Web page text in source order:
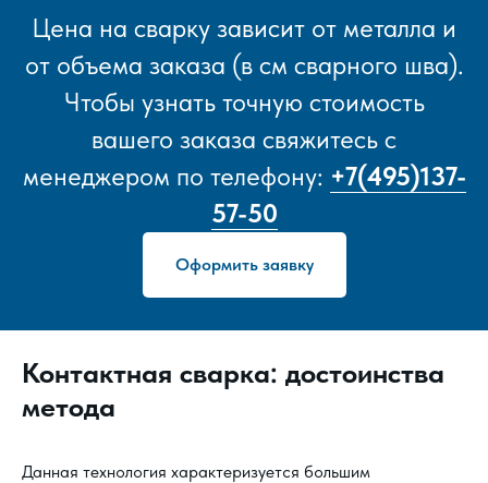
Цена на сварку зависит от металла и
от объема заказа (в см сварного шва).
Чтобы узнать точную стоимость
вашего заказа свяжитесь с
менеджером по телефону: +7(495)137-
57-50
Оформить заявку
Контактная сварка: достоинства
метода
Данная технология характеризуется большим